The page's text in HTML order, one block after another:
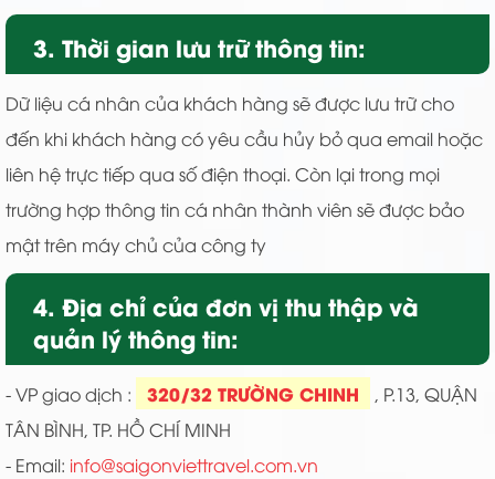
3. Thời gian lưu trữ thông tin:
Dữ liệu cá nhân của khách hàng sẽ được lưu trữ cho
đến khi khách hàng có yêu cầu hủy bỏ qua email hoặc
liên hệ trực tiếp qua số điện thoại. Còn lại trong mọi
trường hợp thông tin cá nhân thành viên sẽ được bảo
mật trên máy chủ của công ty
4. Địa chỉ của đơn vị thu thập và
quản lý thông tin:
- VP giao dịch : 320/32 TRƯỜNG CHINH
, P.13, QUẬN
TÂN BÌNH, TP. HỒ CHÍ MINH
- Email: info@saigonviettravel.com.vn